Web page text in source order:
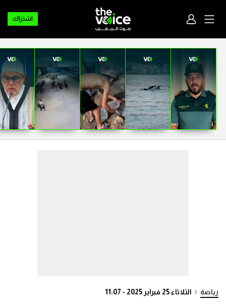
اشتراك
رياضة | الثلاثاء 25 فبراير 2025 - 11:07